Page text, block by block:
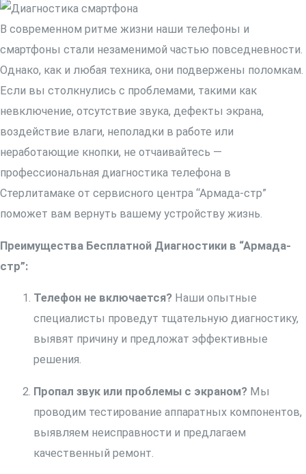
В современном ритме жизни наши телефоны и
смартфоны стали незаменимой частью повседневности.
Однако, как и любая техника, они подвержены поломкам.
Если вы столкнулись с проблемами, такими как
невключение, отсутствие звука, дефекты экрана,
воздействие влаги, неполадки в работе или
неработающие кнопки, не отчаивайтесь —
профессиональная диагностика телефона в
Стерлитамаке от сервисного центра “Армада-стр”
поможет вам вернуть вашему устройству жизнь.
Преимущества Бесплатной Диагностики в “Армада-
стр”:
Телефон не включается? Наши опытные
специалисты проведут тщательную диагностику,
выявят причину и предложат эффективные
решения.
Пропал звук или проблемы с экраном? Мы
проводим тестирование аппаратных компонентов,
выявляем неисправности и предлагаем
качественный ремонт.